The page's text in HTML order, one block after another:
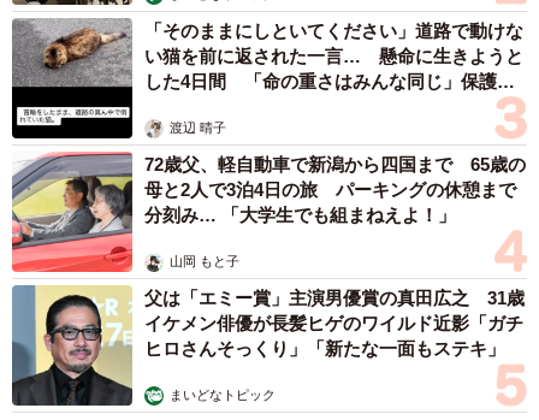
「そのままにしといてください」道路で動けな
い猫を前に返された一言… 懸命に生きようと
した4日間 「命の重さはみんな同じ」保護団
渡辺 晴子
72歳父、軽自動車で新潟から四国まで 65歳の
母と2人で3泊4日の旅 パーキングの休憩まで
分刻み… 「大学生でも組まねえよ！」
山岡 もと子
父は「エミー賞」主演男優賞の真田広之 31歳
イケメン俳優が長髪ヒゲのワイルド近影「ガチ
ヒロさんそっくり」「新たな一面もステキ」
まいどなトピック